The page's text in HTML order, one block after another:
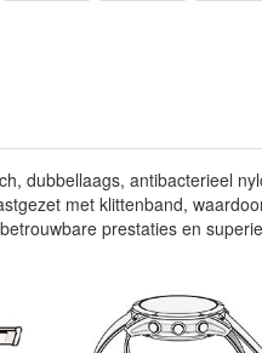
dubbellaags, antibacterieel
met klittenband,
prestaties en